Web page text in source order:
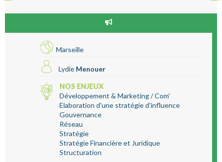
Marseille
Lydie Menouer
NOS ENJEUX
Développement & Marketing / Com'
Elaboration d'une stratégie d'influence
Gouvernance
Réseau
Stratégie
Stratégie Financière et Juridique
Structuration